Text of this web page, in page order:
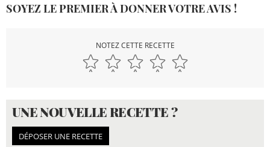
SOYEZ LE PREMIER À DONNER VOTRE AVIS !
NOTEZ CETTE RECETTE
UNE NOUVELLE RECETTE ?
DÉPOSER UNE RECETTE